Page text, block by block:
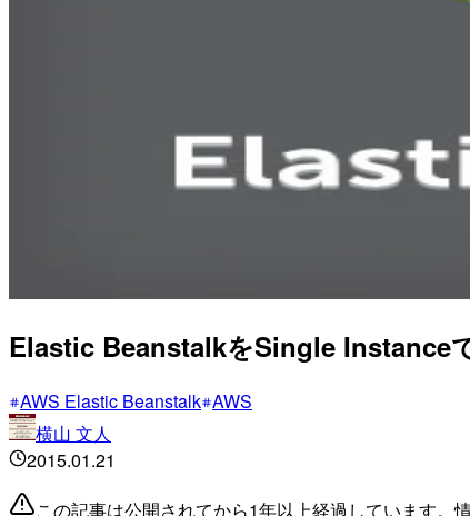
Elastic BeanstalkをSingle Instance
AWS Elastic Beanstalk AWS
横山 文人
2015.01.21
この記事は公開されてから1年以上経過しています。